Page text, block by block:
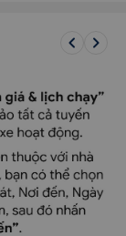
keyboard_arrow_left keyboard_arrow_right